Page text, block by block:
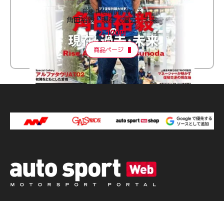
F速 Premium Vol.3
角田裕毅 現在・過去・未来
2,100円
商品ページ